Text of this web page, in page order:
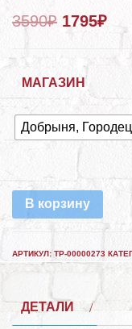
3590₽ 1795₽
МАГАЗИН
Добрыня, Городец
В корзину
АРТИКУЛ: ТР-00000273
ДЕТАЛИ